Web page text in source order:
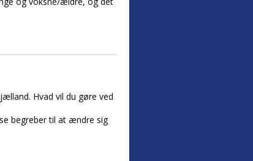
Hvad vil du gøre ved
begreber til at ændre sig